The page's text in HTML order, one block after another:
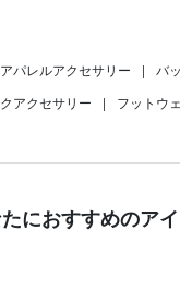
アパレルアクセサリー | バ
アクセサリー
| フットウ
におすすめのア